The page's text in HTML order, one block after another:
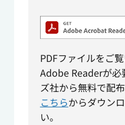
PDFファイルをご
Adobe Readerが必
ズ社から無料で配
こちらからダウン
い。